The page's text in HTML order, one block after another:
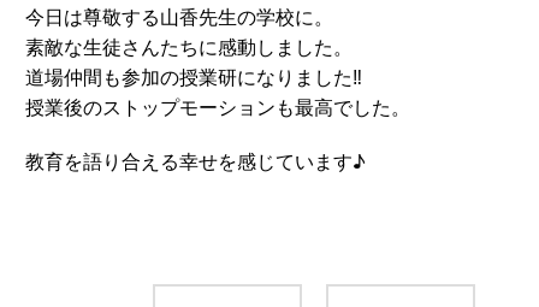
今日は尊敬する山香先生の学校に。
素敵な生徒さんたちに感動しました。
道場仲間も参加の授業研になりました‼️
授業後のストップモーションも最高でした。
教育を語り合える幸せを感じています♪